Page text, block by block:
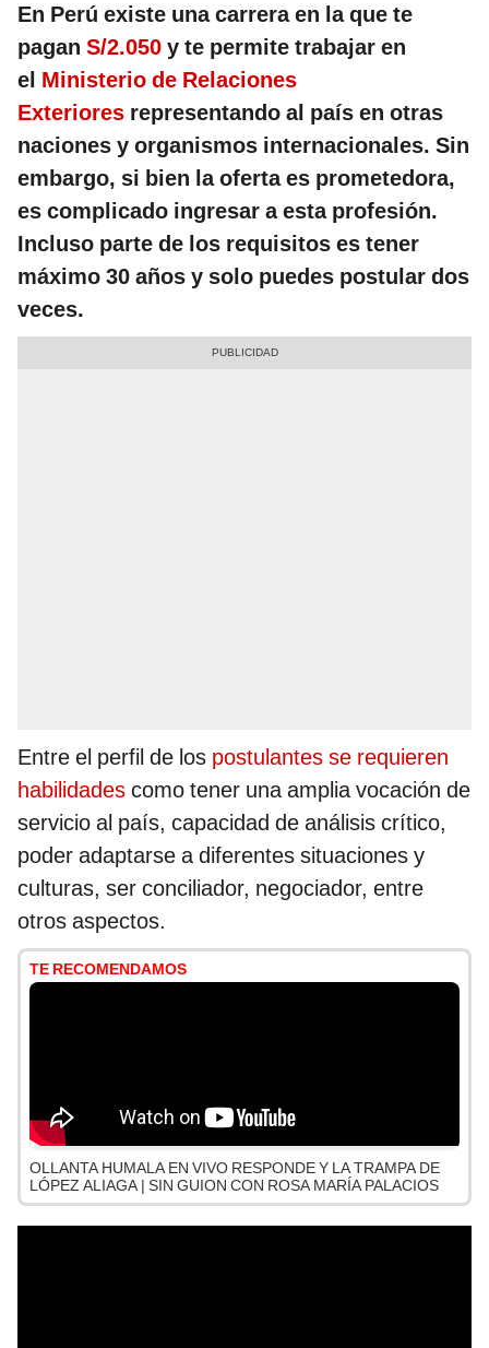
En Perú existe una carrera en la que te
pagan S/2.050 y te permite trabajar en
el Ministerio de Relaciones
Exteriores representando al país en otras
naciones y organismos internacionales. Sin
embargo, si bien la oferta es prometedora,
es complicado ingresar a esta profesión.
Incluso parte de los requisitos es tener
máximo 30 años y solo puedes postular dos
veces.
Entre el perfil de los postulantes se requieren
habilidades como tener una amplia vocación de
servicio al país, capacidad de análisis crítico,
poder adaptarse a diferentes situaciones y
culturas, ser conciliador, negociador, entre
otros aspectos.
TE RECOMENDAMOS
OLLANTA HUMALA EN VIVO RESPONDE Y LA TRAMPA DE
LÓPEZ ALIAGA | SIN GUION CON ROSA MARÍA PALACIOS